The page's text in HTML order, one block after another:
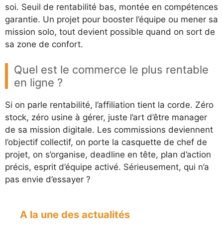
soi. Seuil de rentabilité bas, montée en compétences
garantie. Un projet pour booster l’équipe ou mener sa
mission solo, tout devient possible quand on sort de
sa zone de confort.
Quel est le commerce le plus rentable
en ligne ?
Si on parle rentabilité, l’affiliation tient la corde. Zéro
stock, zéro usine à gérer, juste l’art d’être manager
de sa mission digitale. Les commissions deviennent
l’objectif collectif, on porte la casquette de chef de
projet, on s’organise, deadline en tête, plan d’action
précis, esprit d’équipe activé. Sérieusement, qui n’a
pas envie d’essayer ?
A la une des actualités